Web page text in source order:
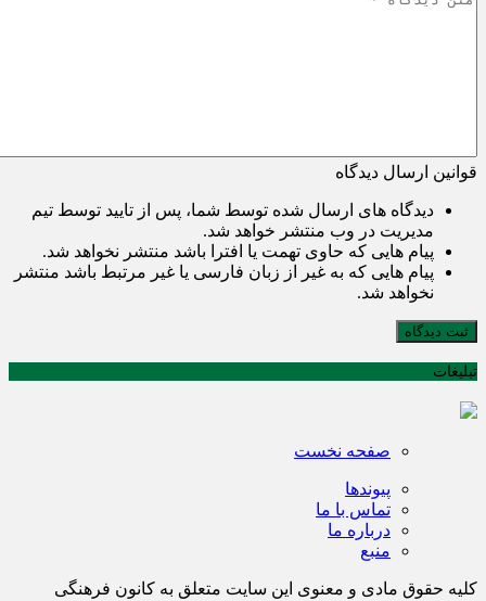
قوانین ارسال دیدگاه
دیدگاه های ارسال شده توسط شما، پس از تایید توسط تیم
مدیریت در وب منتشر خواهد شد.
پیام هایی که حاوی تهمت یا افترا باشد منتشر نخواهد شد.
پیام هایی که به غیر از زبان فارسی یا غیر مرتبط باشد منتشر
نخواهد شد.
ثبت دیدگاه
تبلیغات
صفحه نخست
پیوندها
تماس با ما
درباره ما
منبع
کلیه حقوق مادی و معنوی این سایت متعلق به کانون فرهنگی